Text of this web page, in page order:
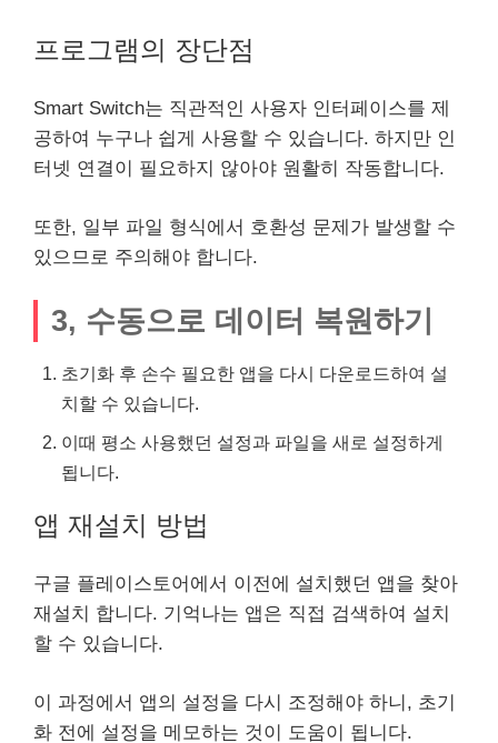
프로그램의 장단점
Smart Switch는 직관적인 사용자 인터페이스를 제
공하여 누구나 쉽게 사용할 수 있습니다. 하지만 인
터넷 연결이 필요하지 않아야 원활히 작동합니다.
또한, 일부 파일 형식에서 호환성 문제가 발생할 수
있으므로 주의해야 합니다.
3, 수동으로 데이터 복원하기
초기화 후 손수 필요한 앱을 다시 다운로드하여 설
치할 수 있습니다.
이때 평소 사용했던 설정과 파일을 새로 설정하게
됩니다.
앱 재설치 방법
구글 플레이 스토어에서 이전에 설치했던 앱을 찾아
재설치 합니다. 기억나는 앱은 직접 검색하여 설치
할 수 있습니다.
이 과정에서 앱의 설정을 다시 조정해야 하니, 초기
화 전에 설정을 메모하는 것이 도움이 됩니다.